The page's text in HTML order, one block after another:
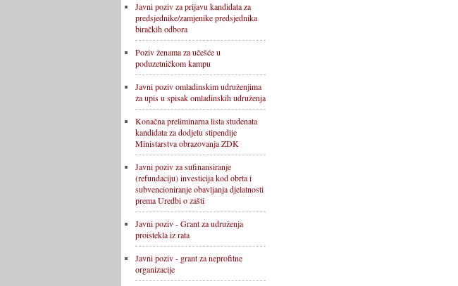
Javni poziv za prijavu kandidata za
predsjednike/zamjenike predsjednika
biračkih odbora
Poziv ženama za učešće u
poduzetničkom kampu
Javni poziv omladinskim udruženjima
za upis u spisak omladinskih udruženja
Konačna preliminarna lista studenata
kandidata za dodjelu stipendije
Ministarstva obrazovanja ZDK
Javni poziv za sufinansiranje
(refundaciju) investicija kod obrta i
subvencioniranje obavljanja djelatnosti
prema Uredbi o zašti
Javni poziv - Grant za udruženja
proistekla iz rata
Javni poziv - grant za neprofitne
organizacije